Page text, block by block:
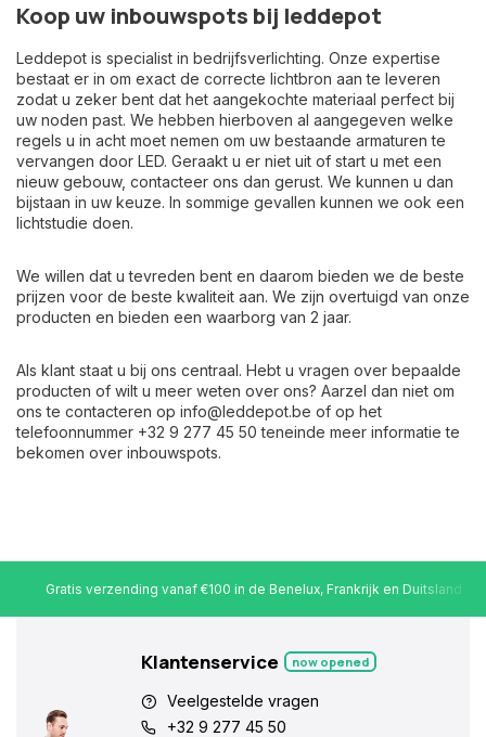
Koop uw inbouwspots bij leddepot
Leddepot is specialist in bedrijfsverlichting. Onze expertise
bestaat er in om exact de correcte lichtbron aan te leveren
zodat u zeker bent dat het aangekochte materiaal perfect bij
uw noden past. We hebben hierboven al aangegeven welke
regels u in acht moet nemen om uw bestaande armaturen te
vervangen door LED. Geraakt u er niet uit of start u met een
nieuw gebouw, contacteer ons dan gerust. We kunnen u dan
bijstaan in uw keuze. In sommige gevallen kunnen we ook een
lichtstudie doen.
We willen dat u tevreden bent en daarom bieden we de beste
prijzen voor de beste kwaliteit aan. We zijn overtuigd van onze
producten en bieden een waarborg van 2 jaar.
Als klant staat u bij ons centraal. Hebt u vragen over bepaalde
producten of wilt u meer weten over ons? Aarzel dan niet om
ons te contacteren op info@leddepot.be of op het
telefoonnummer +32 9 277 45 50 teneinde meer informatie te
bekomen over inbouwspots.
Gratis verzending vanaf €100 in de Benelux, Frankrijk en Duitsland
Klantenservice now opened
Veelgestelde vragen
+32 9 277 45 50